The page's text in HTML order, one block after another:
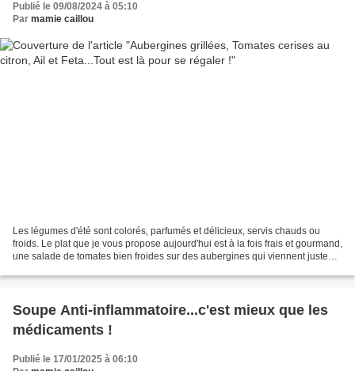
Publié le 09/08/2024 à 05:10
Par mamie caillou
Les légumes d'été sont colorés, parfumés et délicieux, servis chauds ou
froids. Le plat que je vous propose aujourd'hui est à la fois frais et gourmand,
une salade de tomates bien froides sur des aubergines qui viennent juste
Soupe Anti-inflammatoire...c'est mieux que les
médicaments !
Publié le 17/01/2025 à 06:10